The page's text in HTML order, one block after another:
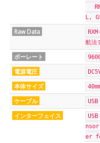
L,
Raw Data
航法
ボーレート
電源電圧
本体サイズ
ケーブル
インターフェイス
er